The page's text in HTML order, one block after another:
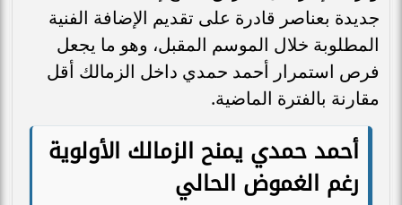
جديدة بعناصر قادرة على تقديم الإضافة الفنية
المطلوبة خلال الموسم المقبل، وهو ما يجعل
فرص استمرار أحمد حمدي داخل الزمالك أقل
مقارنة بالفترة الماضية.
أحمد حمدي يمنح الزمالك الأولوية
رغم الغموض الحالي